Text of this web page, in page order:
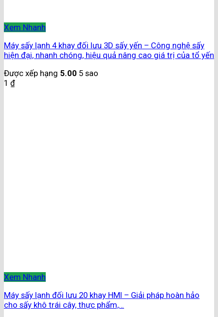
Xem Nhanh
Máy sấy lạnh 4 khay đối lưu 3D sấy yến – Công nghệ sấy
hiện đại, nhanh chóng, hiệu quả nâng cao giá trị của tổ yến
Được xếp hạng 5.00 5 sao
1 ₫
Xem Nhanh
Máy sấy lạnh đối lưu 20 khay HMI – Giải pháp hoàn hảo
cho sấy khô trái cây, thực phẩm,…